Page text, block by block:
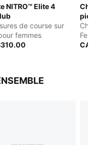
NITRO™ Elite 4
de course sur
femmes
pied